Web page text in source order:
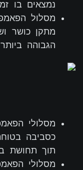
נמצאים בו
מתקן כושר
הגבוהה
כסביבה
תוך תחושת